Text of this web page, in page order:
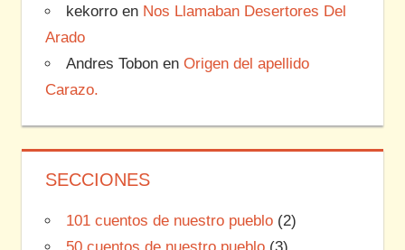
kekorroen Nos Llamaban Desertores Del
Arado
Andres Tobonen Origen del apellido
Carazo.
SECCIONES
101 cuentos de nuestro pueblo(2)
50 cuentos de nuestro pueblo(3)